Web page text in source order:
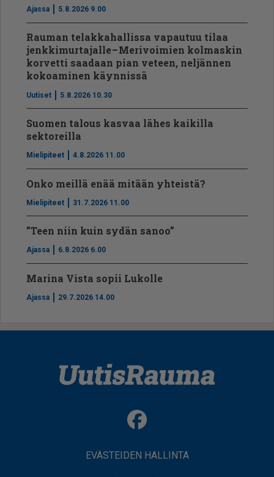
Ajassa 5.8.2026 9.00
Rauman telakkahallissa vapautuu tilaa
jenkkimurtajalle – Merivoimien kolmaskin
korvetti saadaan pian veteen, neljännen
kokoaminen käynnissä
Uutiset 5.8.2026 10.30
Suomen talous kasvaa lähes kaikilla
sektoreilla
Mielipiteet 4.8.2026 11.00
Onko meillä enää mitään yhteistä?
Mielipiteet 31.7.2026 11.00
”Teen niin kuin sydän sanoo”
Ajassa 6.8.2026 6.00
Marina Vista sopii Lukolle
Ajassa 29.7.2026 14.00
EVÄSTEIDEN HALLINTA